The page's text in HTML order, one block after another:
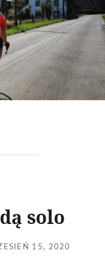
solo
15, 2020